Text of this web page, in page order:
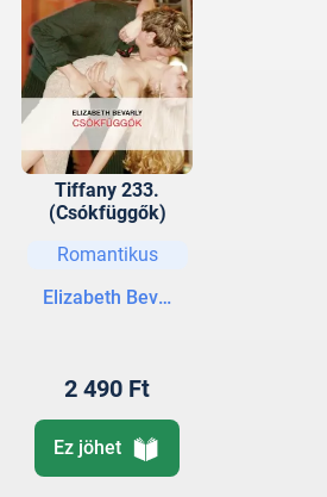
Tiffany 233.
(Csókfüggők)
Romantikus
Elizabeth Bevarly
2 490 Ft
Ez jöhet